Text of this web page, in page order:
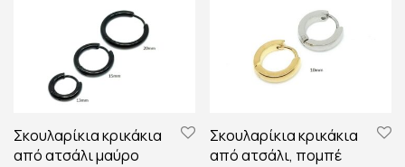
Σκουλαρίκια κρικάκια
από ατσάλι μαύρο
Σκουλαρίκια κρικάκια
από ατσάλι, πομπέ